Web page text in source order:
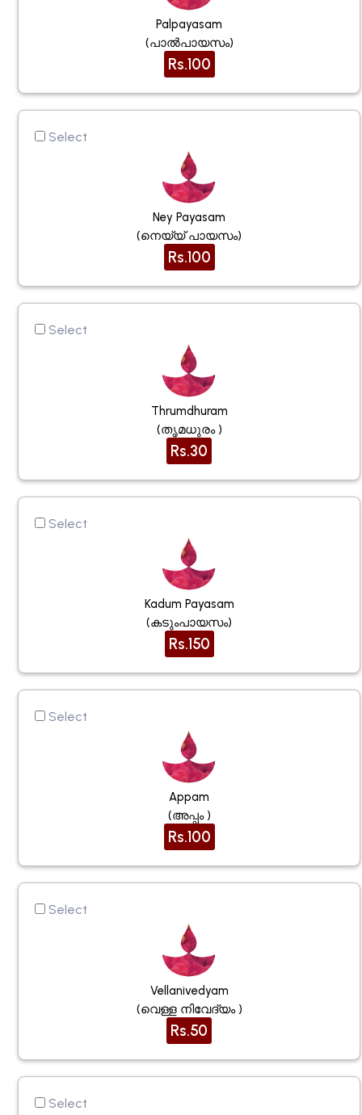
Palpayasam
(പാൽപായസം)
Rs.100
Select
Ney Payasam
(നെയ്യ് പായസം)
Rs.100
Select
Thrumdhuram
(തൃമധുരം )
Rs.30
Select
Kadum Payasam
(കടുംപായസം)
Rs.150
Select
Appam
(അപ്പം )
Rs.100
Select
Vellanivedyam
(വെള്ള നിവേദ്യം )
Rs.50
Select